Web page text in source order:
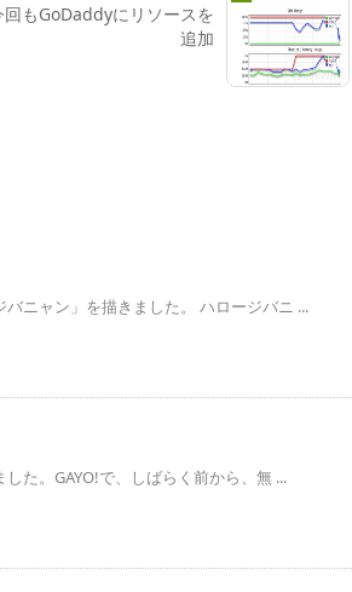
回もGoDaddyにリソースを
追加
ニャン」を描きました。 ハロージバニ ...
た。GAYO!で、しばらく前から、無 ...